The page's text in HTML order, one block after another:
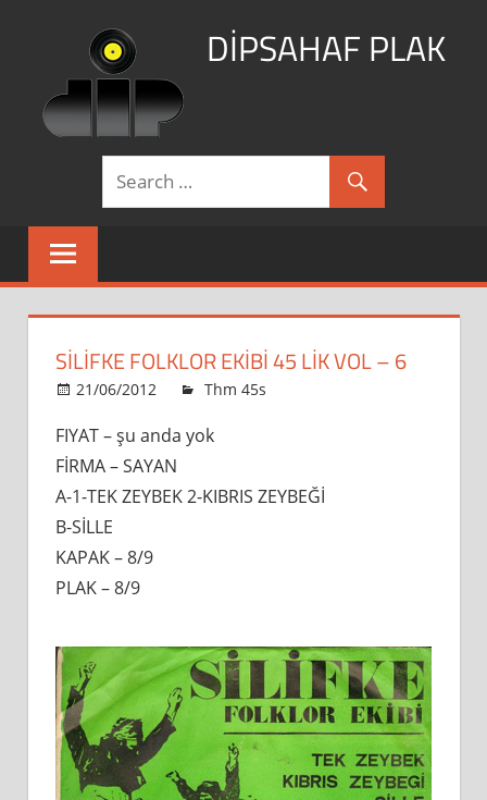
DİPSAHAF PLAK
DİPSAHAF
SİLİFKE FOLKLOR EKİBİ 45 LİK VOL – 6
21/06/2012 admin
Thm 45s
FIYAT – şu anda yok
FİRMA – SAYAN
A-1-TEK ZEYBEK 2-KIBRIS ZEYBEĞİ
B-SİLLE
KAPAK – 8/9
PLAK – 8/9